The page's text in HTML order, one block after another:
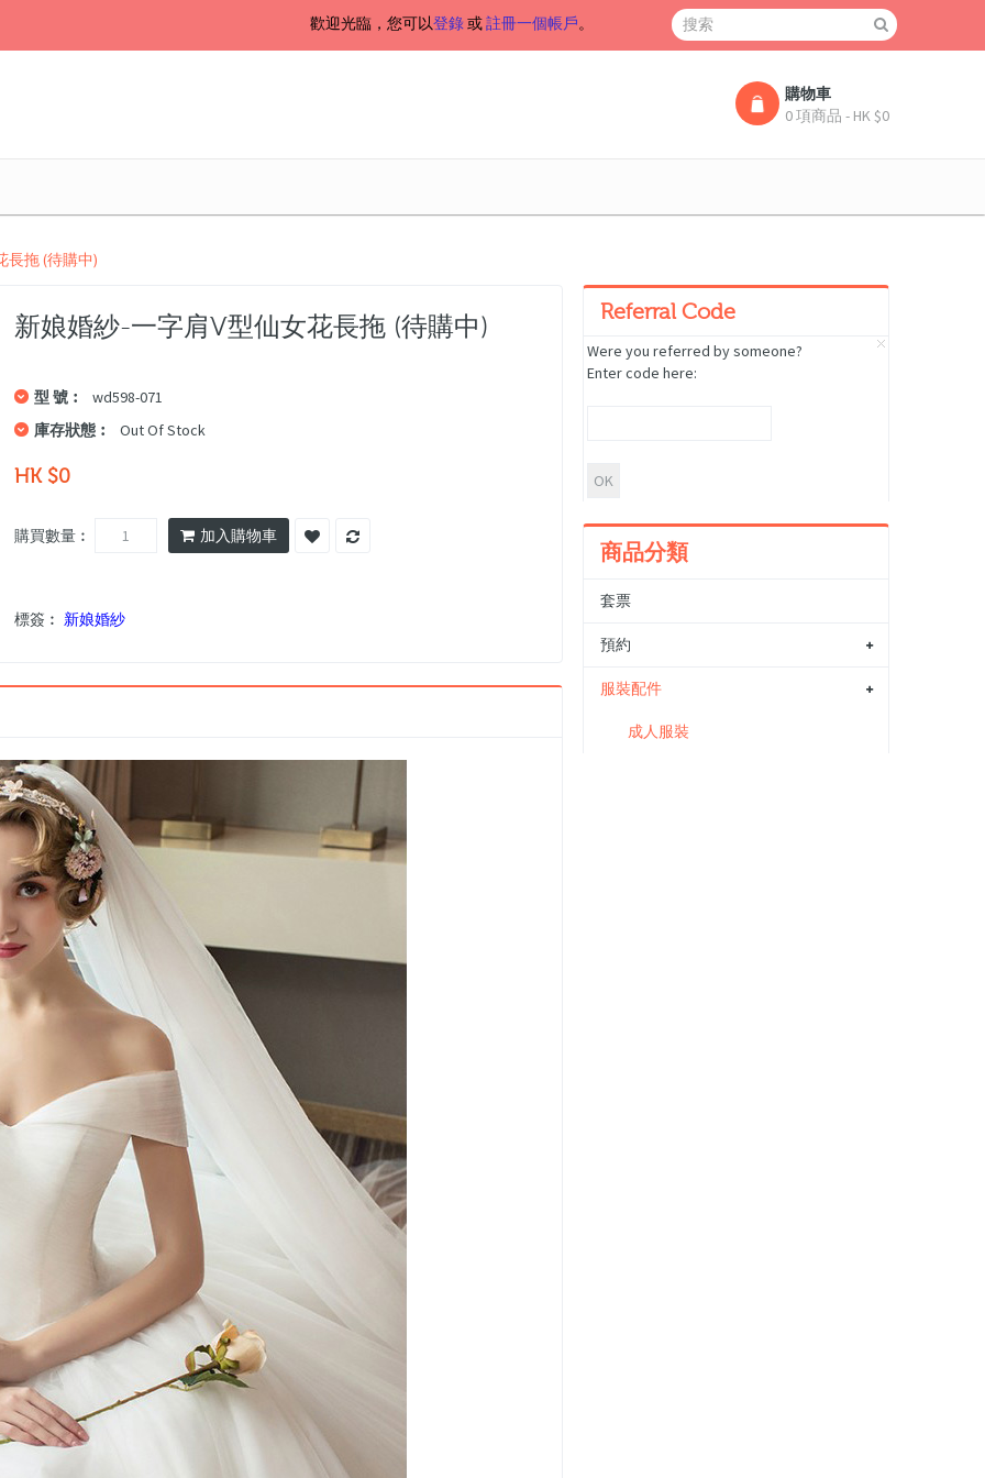
歡迎光臨，您可以登錄或註冊一個帳戶。
購物車
0 項商品 - HK $0
長拖 (待購中)
新娘婚紗-一字肩V型仙女花長拖 (待購中)
型 號︰
wd598-071
庫存狀態︰
Out Of Stock
HK $0
購買數量︰ 加入購物車
標簽︰ 新娘婚紗
Referral Code
Were you referred by someone?
Enter code here:
商品分類
套票
預約
服裝配件
成人服裝